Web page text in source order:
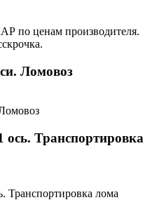
Ломовоз
Транспортировка